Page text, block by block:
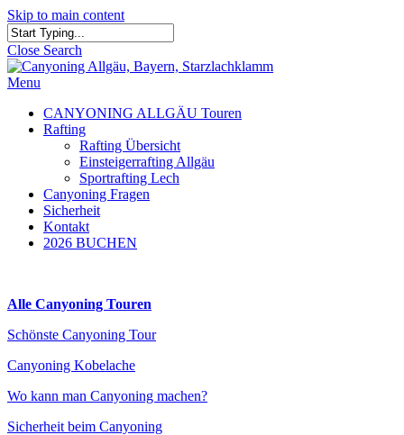
Skip to main content
Close Search
Menu
CANYONING ALLGÄU Touren
Rafting
Rafting Übersicht
Einsteigerrafting Allgäu
Sportrafting Lech
Canyoning Fragen
Sicherheit
Kontakt
2026 BUCHEN
Alle Canyoning Touren
Schönste Canyoning Tour
Canyoning Kobelache
Wo kann man Canyoning machen?
Sicherheit beim Canyoning